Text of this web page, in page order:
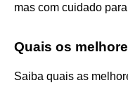
mas com cuidado
Quais os
Saiba quais as